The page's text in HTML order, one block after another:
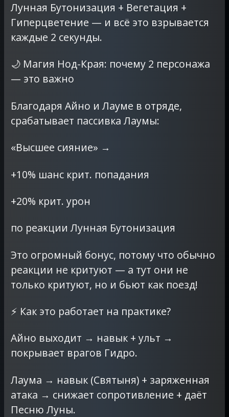
Лунная Бутонизация + Вегетация +
Гиперцветение — и всё это взрывается
каждые 2 секунды.
🌙 Магия Нод-Края: почему 2 персонажа
— это важно
Благодаря Айно и Лауме в отряде,
срабатывает пассивка Лаумы:
«Высшее сияние» →
+10% шанс крит. попадания
+20% крит. урон
по реакции Лунная Бутонизация
Это огромный бонус, потому что обычно
реакции не критуют — а тут они не
только критуют, но и бьют как поезд!
⚡ Как это работает на практике?
Айно выходит → навык + ульт →
покрывает врагов Гидро.
Лаума → навык (Святыня) + заряженная
атака → снижает сопротивление + даёт
Песню Луны.